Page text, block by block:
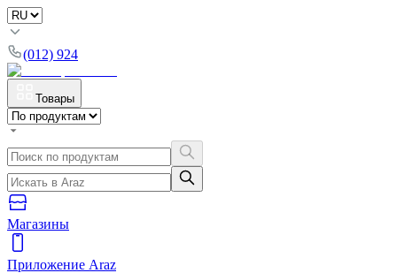
(012) 924
Товары
Магазины
Приложение Araz